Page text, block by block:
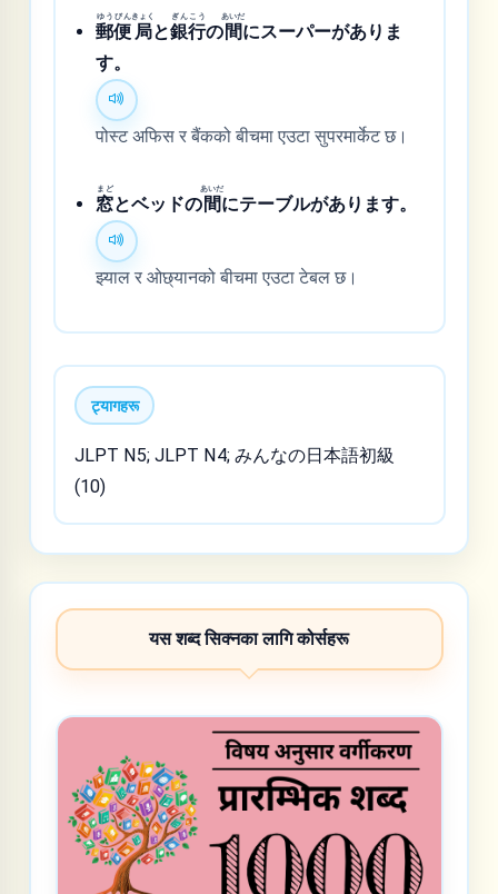
郵
ゆう
便
びん
局
きょく
と銀
ぎん
行
こう
の間
あいだ
にスーパーがありま
す。
पोस्ट अफिस र बैंकको बीचमा एउटा सुपरमार्केट छ।
窓
まど
とベッドの間
あいだ
にテーブルがあります。
झ्याल र ओछ्यानको बीचमा एउटा टेबल छ।
ट्यागहरू
JLPT N5; JLPT N4; みんなの日本語初級
(10)
यस शब्द सिक्नका लागि कोर्सहरू